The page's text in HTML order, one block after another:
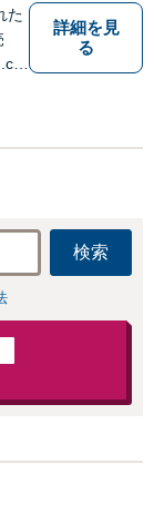
た
詳細を見
る
検索